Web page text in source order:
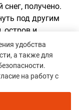
получено.
под другим
остров и
- трасса
(ноги
крайне
удобства
а также для
на работу с